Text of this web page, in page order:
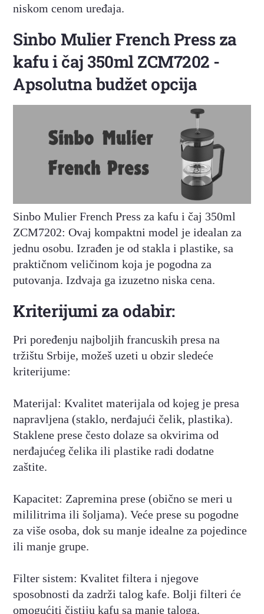
niskom cenom uređaja.
Sinbo Mulier French Press za
kafu i čaj 350ml ZCM7202 -
Apsolutna budžet opcija
Sinbo Mulier French Press za kafu i čaj 350ml
ZCM7202: Ovaj kompaktni model je idealan za
jednu osobu. Izrađen je od stakla i plastike, sa
praktičnom veličinom koja je pogodna za
putovanja. Izdvaja ga izuzetno niska cena.
Kriterijumi za odabir:
Pri poređenju najboljih francuskih presa na
tržištu Srbije, možeš uzeti u obzir sledeće
kriterijume:
Materijal: Kvalitet materijala od kojeg je presa
napravljena (staklo, nerđajući čelik, plastika).
Staklene prese često dolaze sa okvirima od
nerđajućeg čelika ili plastike radi dodatne
zaštite.
Kapacitet: Zapremina prese (obično se meri u
mililitrima ili šoljama). Veće prese su pogodne
za više osoba, dok su manje idealne za pojedince
ili manje grupe.
Filter sistem: Kvalitet filtera i njegove
sposobnosti da zadrži talog kafe. Bolji filteri će
omogućiti čistiju kafu sa manje taloga.